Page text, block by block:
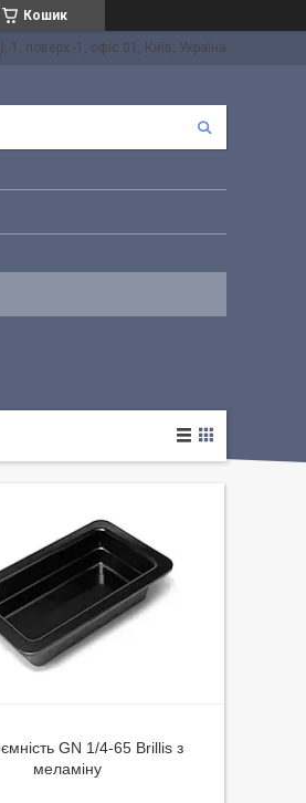
Кошик
поверх -1, офіс 01, Київ, Україна
GN 1/4-65 Brillis з
меламіну